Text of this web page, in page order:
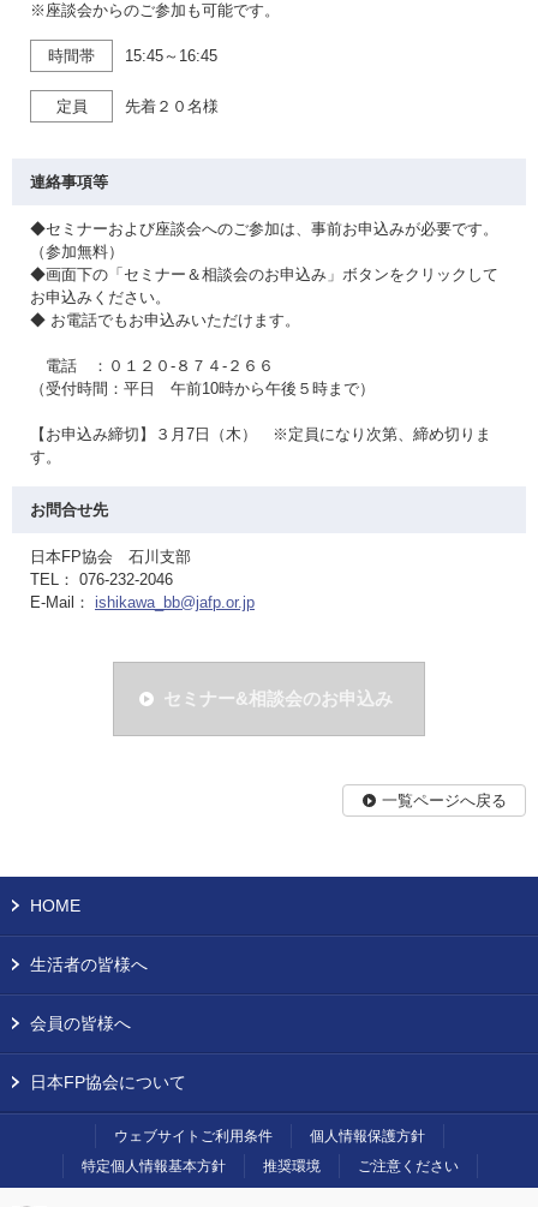
※座談会からのご参加も可能です。
時間帯 15:45～16:45
定員 先着２０名様
連絡事項等
◆セミナーおよび座談会へのご参加は、事前お申込みが必要です。
（参加無料）
◆画面下の「セミナー＆相談会のお申込み」ボタンをクリックして
お申込みください。
◆ お電話でもお申込みいただけます。
電話 ：０１２０-８７４-２６６
（受付時間：平日 午前10時から午後５時まで）
【お申込み締切】３月7日（木） ※定員になり次第、締め切りま
す。
お問合せ先
日本FP協会 石川支部
TEL： 076-232-2046
E-Mail： ishikawa_bb@jafp.or.jp
セミナー&相談会のお申込み
一覧ページへ戻る
HOME
生活者の皆様へ
会員の皆様へ
日本FP協会について
ウェブサイトご利用条件
個人情報保護方針
特定個人情報基本方針
推奨環境 ご注意ください